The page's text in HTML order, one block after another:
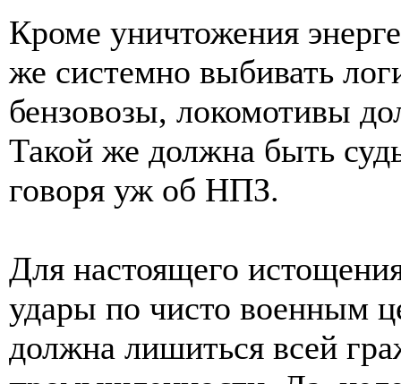
Кроме уничтожения
же системно выбивать
бензовозы, локомотивы
Такой же должна быть
говоря уж об НПЗ.
Для настоящего
удары по чисто военным
должна лишиться всей